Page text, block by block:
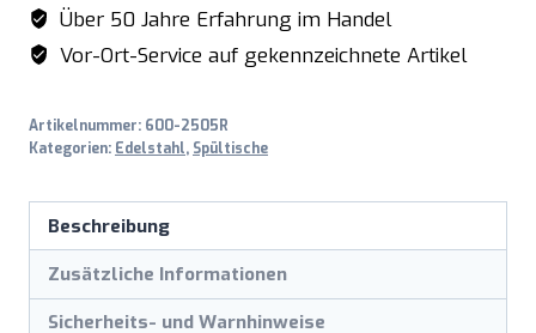
Über 50 Jahre Erfahrung im Handel
Vor-Ort-Service auf gekennzeichnete Artikel
Artikelnummer: 600-2505R
Kategorien: Edelstahl, Spültische
Beschreibung
Zusätzliche Informationen
Sicherheits- und Warnhinweise